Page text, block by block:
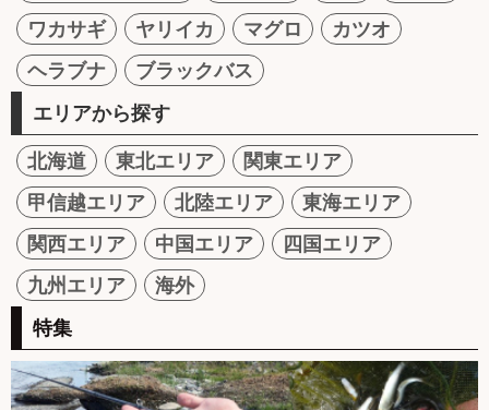
ワカサギ
ヤリイカ マグロ
カツオ
ヘラブナ
ブラックバス
エリアから探す
北海道 東北エリア
関東エリア
甲信越エリア
北陸エリア
東海エリア
関西エリア
中国エリア
四国エリア
九州エリア
海外
特集